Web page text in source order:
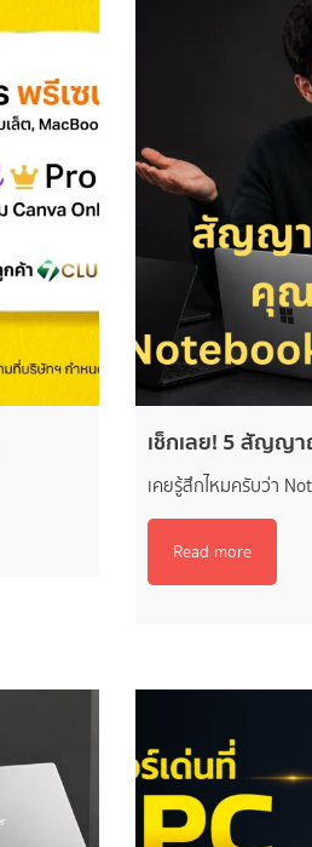
เช็กเลย! 5 สัญญ
เคยรู้สึกไหมครับว่า
Read more